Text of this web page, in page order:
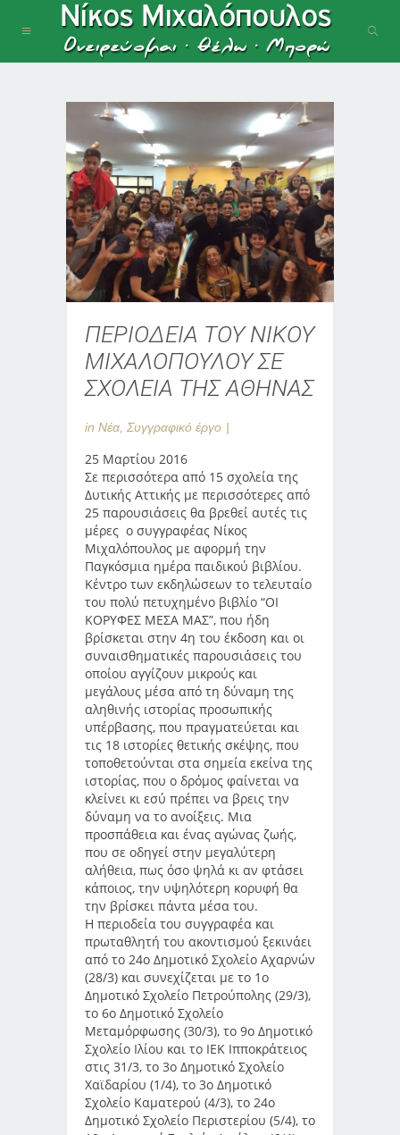
ΠΕΡΙΟΔΕΙΑ ΤΟΥ ΝΙΚΟΥ
ΜΙΧΑΛΟΠΟΥΛΟΥ ΣΕ
ΣΧΟΛΕΙΑ ΤΗΣ ΑΘΗΝΑΣ
in Νέα Συγγραφικό έργο
25 Μαρτίου 2016
Σε περισσότερα από 15 σχολεία της
Δυτικής Αττικής με περισσότερες από
25 παρουσιάσεις θα βρεθεί αυτές τις
μέρες ο συγγραφέας Νίκος
Μιχαλόπουλος με αφορμή την
Παγκόσμια ημέρα παιδικού βιβλίου.
Κέντρο των εκδηλώσεων το τελευταίο
του πολύ πετυχημένο βιβλίο “ΟΙ
ΚΟΡΥΦΕΣ ΜΕΣΑ ΜΑΣ”, που ήδη
βρίσκεται στην 4η του έκδοση και οι
συναισθηματικές παρουσιάσεις του
οποίου αγγίζουν μικρούς και
μεγάλους μέσα από τη δύναμη της
αληθινής ιστορίας προσωπικής
υπέρβασης, που πραγματεύεται και
τις 18 ιστορίες θετικής σκέψης, που
τοποθετούνται στα σημεία εκείνα της
ιστορίας, που ο δρόμος φαίνεται να
κλείνει κι εσύ πρέπει να βρεις την
δύναμη να το ανοίξεις. Μια
προσπάθεια και ένας αγώνας ζωής,
που σε οδηγεί στην μεγαλύτερη
αλήθεια, πως όσο ψηλά κι αν φτάσει
κάποιος, την υψηλότερη κορυφή θα
την βρίσκει πάντα μέσα του.
Η περιοδεία του συγγραφέα και
πρωταθλητή του ακοντισμού ξεκινάει
από το 24ο Δημοτικό Σχολείο Αχαρνών
(28/3) και συνεχίζεται με το 1ο
Δημοτικό Σχολείο Πετρούπολης (29/3),
το 6ο Δημοτικό Σχολείο
Μεταμόρφωσης (30/3), το 9ο Δημοτικό
Σχολείο Ιλίου και το ΙΕΚ Ιπποκράτειος
στις 31/3, το 3ο Δημοτικό Σχολείο
Χαϊδαρίου (1/4), το 3ο Δημοτικό
Σχολείο Καματερού (4/3), το 24ο
Δημοτικό Σχολείο Περιστερίου (5/4), το